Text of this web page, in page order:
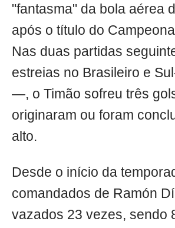
"fantasma" da bola aérea
após o título do
Nas duas partidas
estreias no Brasileiro e
—, o Timão sofreu três
originaram ou foram
alto.
Desde o início da
comandados de Ramón
vazados 23 vezes, sendo